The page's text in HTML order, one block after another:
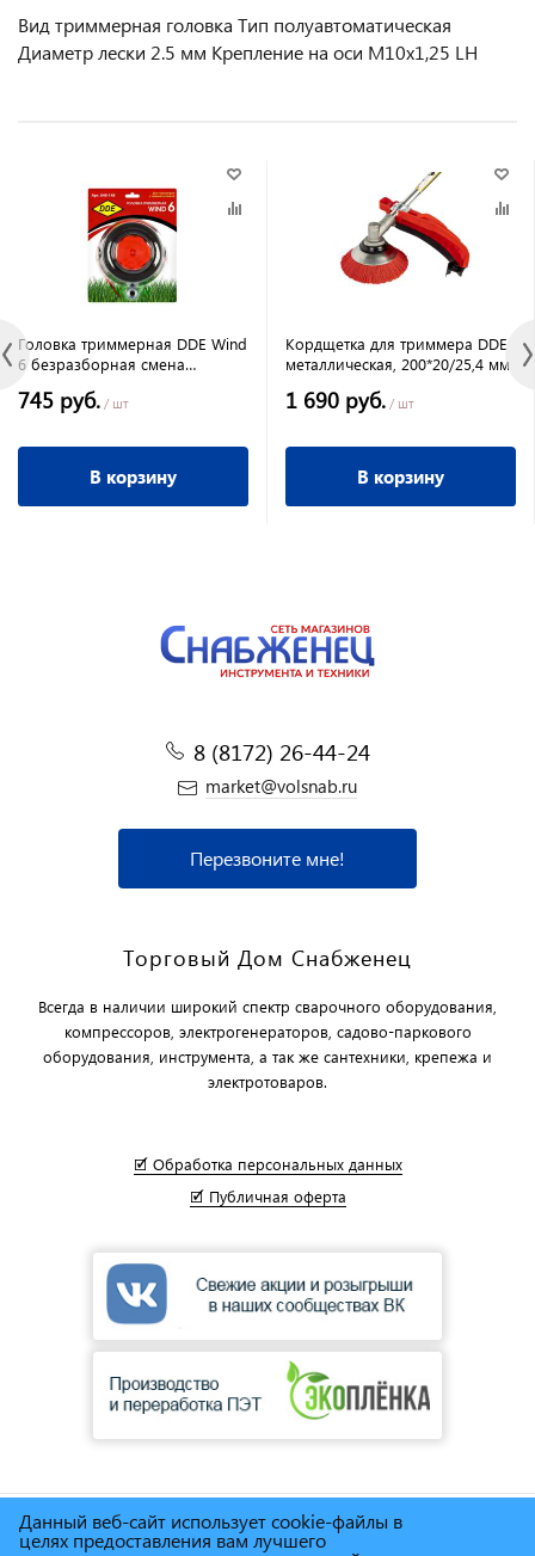
Вид триммерная головка Тип полуавтоматическая
Диаметр лески 2.5 мм Крепление на оси М10х1,25 LH
Головка триммерная DDE Wind
6 безразборная смена
+адаптор 1,0мм
745 руб. / шт
В корзину
Кордщетка для триммера DDE
металлическая, 200*20/25,4 мм
1 690 руб. / шт
В корзину
8 (8172) 26-44-24
market@volsnab.ru
Перезвоните мне!
Торговый Дом Снабженец
Всегда в наличии широкий спектр сварочного оборудования,
компрессоров, электрогенераторов, садово-паркового
оборудования, инструмента, а так же сантехники, крепежа и
электротоваров.
🗹 Обработка персональных данных
🗹 Публичная оферта
© Сеть магазинов инструмента и техники"Торговый дом
Снабженец" 1995г. - 2025г.
Данный веб-сайт использует cookie-файлы в
целях предоставления вам лучшего